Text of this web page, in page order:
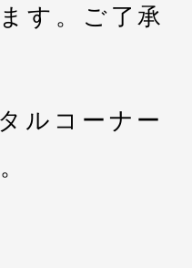
す。ご了承
ルコーナー